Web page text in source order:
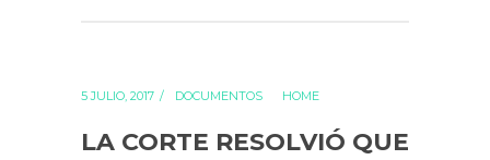
5 JULIO, 2017 DOCUMENTOS HOME
LA CORTE RESOLVIÓ QUE